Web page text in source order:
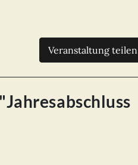
Veranstaltung teilen